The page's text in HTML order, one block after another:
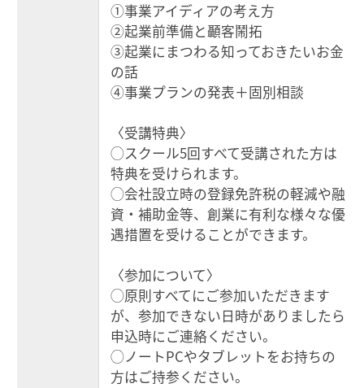
①事業アイディアの考え方
②起業前準備と顳客鬧拓
③起業にまつわる知っておきたいお金
の話
④事業プランの発表＋固別相談
〈受講特典〉
◯スクール5回すべて受講された方は
特典を受けられます。
◯会社設立時の登録免許税の軽減や融
資・補助金等、創業に有利な様々な優
遇措置を受けることができます。
〈参加について〉
◯原則すべてにご参加いただきます
が、参加できない日時がありましたら
申込時にご連絡ください。
◯ノートPCやタブレットをお持ちの
方はご持参ください。